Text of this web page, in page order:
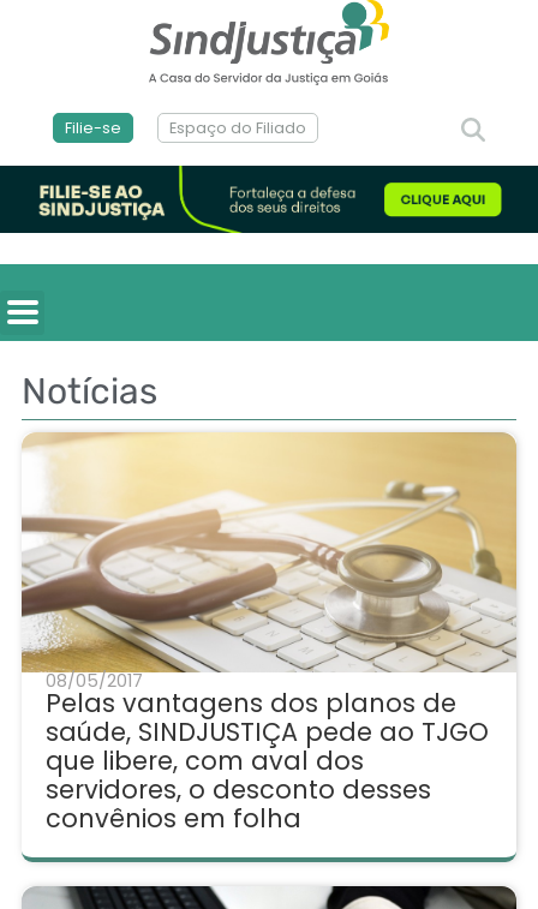
Filie-se Espaço do Filiado
Notícias
08/05/2017
Pelas vantagens dos planos de
saúde, SINDJUSTIÇA pede ao TJGO
que libere, com aval dos
servidores, o desconto desses
convênios em folha